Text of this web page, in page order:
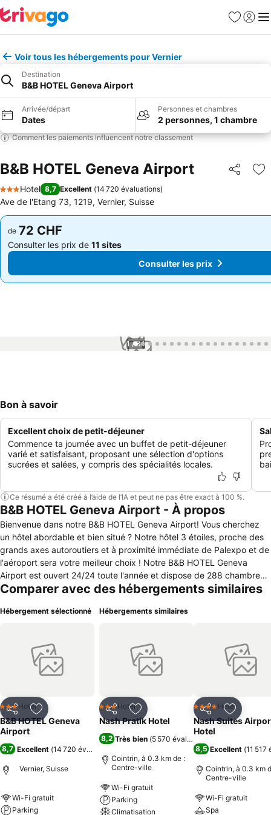
Favoris
Se
Voir tous les hébergements pour Vernier
Destination
B&B HOTEL Geneva Airport
Arrivée/départ
Dates
Personnes et chambres
2 personnes, 1 chambre
Comment les paiements influencent notre classement
B&B HOTEL Geneva Airport Partager
3 Étoiles
Hotel 8,7 Excellent (14 720 évaluations)
Ave de l'Etang 73, 1219, Vernier, Suisse
de 72 CHF
Consulter les prix de 11 sites
Consulter les prix
de 72 CHF
Consulter les prix de 11 sites
Consulter les prix
1 / 84
Bon à savoir
Excellent choix de petit-déjeuner
Commence ta journée avec un buffet de petit-déjeuner
varié et satisfaisant, proposant une sélection d'options
sucrées et salées, y compris des spécialités locales.
Ce résumé a été créé à l’aide de l’IA et peut ne pas être exact à 100 %.
B&B HOTEL Geneva Airport - À propos
Bienvenue dans notre B&B HOTEL Geneva Airport! Vous cherchez
un hôtel abordable et bien situé ? Notre hôtel 3 étoiles, proche des
grands axes autoroutiers et à proximité immédiate de Palexpo et de
l'aéroport sera votre meilleur choix ! Notre B&B HOTEL Geneva
Airport est ouvert 24/24 toute l'année et dispose de 288 chambres
entièrement équipées et climatisées, avec une décoration moderne,
Notre établissement vous propose un bar / salon et un espace de
Geneva Airport.
Comparer avec des hébergements similaires
Hébergement sélectionné
PartagerAjouter à mes favoris
3 ÉtoilesHotel
B&B HOTEL Geneva
Airport
8,7 Excellent (14 720 évaluations
Vernier, Suisse
Wi-Fi gratuit
Parking
Hébergements similaires
PartagerAjouter à mes favoris
3 ÉtoilesHotel
Nash Pratik Hotel
8,2 Très bien (5 570 évaluations
Cointrin, à 0.3 km de :
Centre-ville
Wi-Fi gratuit
Parking
Climatisation
PartagerAjouter
4 ÉtoilesHotel
Nash Suites
Hotel
8,5 Excellent (11 517
Cointrin, à 0.3 km
Centre-ville
Wi-Fi gratuit
Spa